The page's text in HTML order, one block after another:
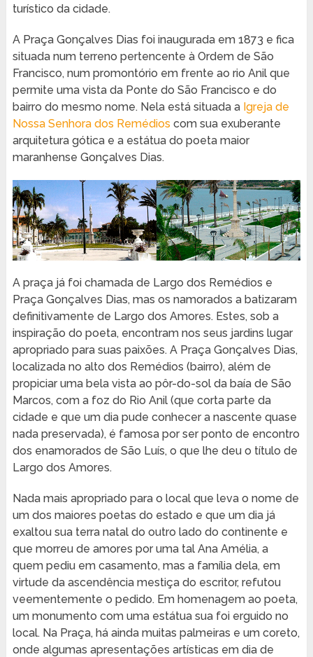
turístico da cidade.
A Praça Gonçalves Dias foi inaugurada em 1873 e fica
situada num terreno pertencente à Ordem de São
Francisco, num promontório em frente ao rio Anil que
permite uma vista da Ponte do São Francisco e do
bairro do mesmo nome. Nela está situada a Igreja de
Nossa Senhora dos Remédios com sua exuberante
arquitetura gótica e a estátua do poeta maior
maranhense Gonçalves Dias.
A praça já foi chamada de Largo dos Remédios e
Praça Gonçalves Dias, mas os namorados a batizaram
definitivamente de Largo dos Amores. Estes, sob a
inspiração do poeta, encontram nos seus jardins lugar
apropriado para suas paixões. A Praça Gonçalves Dias,
localizada no alto dos Remédios (bairro), além de
propiciar uma bela vista ao pôr-do-sol da baía de São
Marcos, com a foz do Rio Anil (que corta parte da
cidade e que um dia pude conhecer a nascente quase
nada preservada), é famosa por ser ponto de encontro
dos enamorados de São Luís, o que lhe deu o título de
Largo dos Amores.
Nada mais apropriado para o local que leva o nome de
um dos maiores poetas do estado e que um dia já
exaltou sua terra natal do outro lado do continente e
que morreu de amores por uma tal Ana Amélia, a
quem pediu em casamento, mas a família dela, em
virtude da ascendência mestiça do escritor, refutou
veementemente o pedido. Em homenagem ao poeta,
um monumento com uma estátua sua foi erguido no
local. Na Praça, há ainda muitas palmeiras e um coreto,
onde algumas apresentações artísticas em dia de